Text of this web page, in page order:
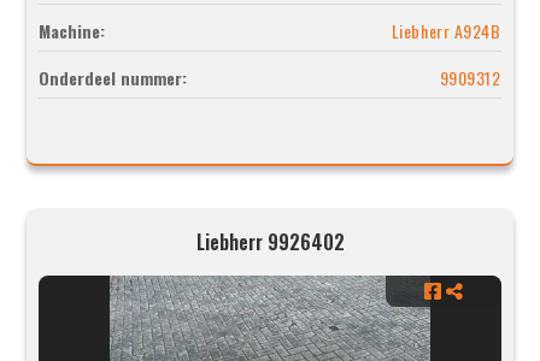
Machine:
Liebherr A924B
Onderdeel nummer:
9909312
Liebherr 9926402